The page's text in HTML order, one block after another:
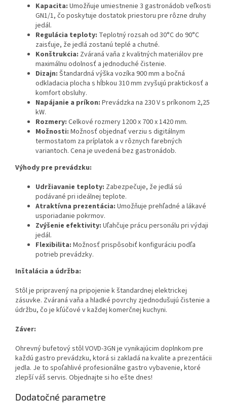
Kapacita: Umožňuje umiestnenie 3 gastronádob veľkosti
GN1/1, čo poskytuje dostatok priestoru pre rôzne druhy
jedál.
Regulácia teploty: Teplotný rozsah od 30°C do 90°C
zaisťuje, že jedlá zostanú teplé a chutné.
Konštrukcia: Zváraná vaňa z kvalitných materiálov pre
maximálnu odolnosť a jednoduché čistenie.
Dizajn: Štandardná výška vozíka 900 mm a bočná
odkladacia plocha s hĺbkou 310 mm zvyšujú praktickosť a
komfort obsluhy.
Napájanie a príkon: Prevádzka na 230 V s príkonom 2,25
kW.
Rozmery: Celkové rozmery 1200 x 700 x 1420 mm.
Možnosti: Možnosť objednať verziu s digitálnym
termostatom za príplatok a v rôznych farebných
variantoch. Cena je uvedená bez gastronádob.
Výhody pre prevádzku:
Udržiavanie teploty: Zabezpečuje, že jedlá sú
podávané pri ideálnej teplote.
Atraktívna prezentácia: Umožňuje prehľadné a lákavé
usporiadanie pokrmov.
Zvýšenie efektivity: Uľahčuje prácu personálu pri výdaji
jedál.
Flexibilita: Možnosť prispôsobiť konfiguráciu podľa
potrieb prevádzky.
Inštalácia a údržba:
Stôl je pripravený na pripojenie k štandardnej elektrickej
zásuvke. Zváraná vaňa a hladké povrchy zjednodušujú čistenie a
údržbu, čo je kľúčové v každej komerčnej kuchyni.
Záver:
Ohrevný bufetový stôl VOVD-3GN je vynikajúcim doplnkom pre
každú gastro prevádzku, ktorá si zakladá na kvalite a prezentácii
jedla. Je to spoľahlivé profesionálne gastro vybavenie, ktoré
zlepší váš servis. Objednajte si ho ešte dnes!
Dodatočné parametre